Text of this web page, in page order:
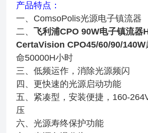
产品特点：
一、ComsoPolis光源电子镇流器
二、飞利浦CPO 90W电子镇流器
CertaVision CPO45/60/90/140W
命50000H小时
三、低频运作，消除光源频闪
四、更快速的光源启动功能
五、紧凑型，安装便捷，160-
压
六、光源寿终保护功能